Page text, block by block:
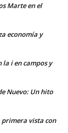
Marte en el
economía y
la i en campos y
Nuevo: Un hito
primera vista con